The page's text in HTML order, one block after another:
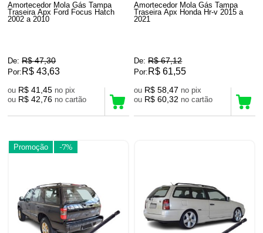
Amortecedor Mola Gás Tampa
Traseira Apx Ford Focus Hatch
2002 a 2010
De: R$ 47,30
Por: R$ 43,63
ou R$ 41,45
no pix
ou R$ 42,76 no cartão
Amortecedor Mola Gás Tampa
Traseira Apx Honda Hr-v 2015 a
2021
De: R$ 67,12
Por: R$ 61,55
ou R$ 58,47
no pix
ou R$ 60,32 no cartão
Promoção -7%